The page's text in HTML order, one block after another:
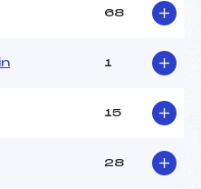
68
1
15
28